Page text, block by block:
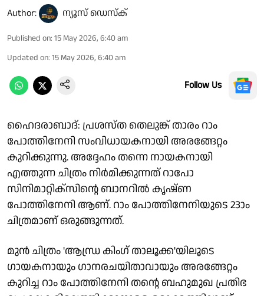
Author: ന്യൂസ് ഡെസ്ക്
Published on: 15 May 2026, 6:40 am
Updated on: 15 May 2026, 6:40 am
Follow Us
ഹൈദരാബാദ്: പ്രശസ്ത തെലുങ്ക് താരം റാം
പോത്തിനേനി സംവിധായകനായി അരങ്ങേറ്റം
കുറിക്കുന്നു. അദ്ദേഹം തന്നെ നായകനായി
എത്തുന്ന ചിത്രം നിർമിക്കുന്നത് റാപോ
സിനിമാറ്റിക്‌സിന്റെ ബാനറിൽ കൃഷ്ണ
പോത്തിനേനി ആണ്. റാം പോത്തിനേനിയുടെ 23ാം
ചിത്രമാണ് ഒരുങ്ങുന്നത്.
മുൻ ചിത്രം 'ആന്ധ്ര കിംഗ് താലൂക്ക'യിലൂടെ
ഗായകനായും ഗാനരചയിതാവായും അരങ്ങേറ്റം
കുറിച്ച റാം പോത്തിനേനി തന്റെ ബഹുമുഖ പ്രതിഭ